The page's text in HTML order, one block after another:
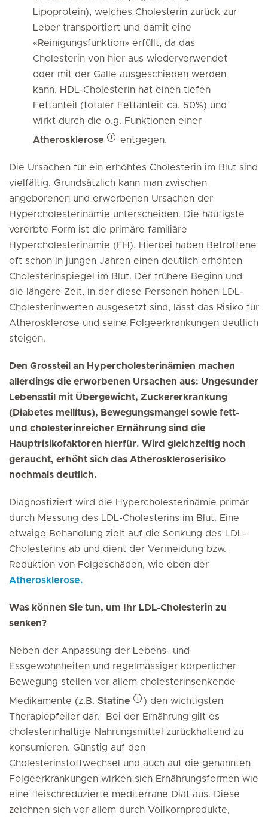
Lipoprotein), welches Cholesterin zurück zur
Leber transportiert und damit eine
«Reinigungsfunktion» erfüllt, da das
Cholesterin von hier aus wiederverwendet
oder mit der Galle ausgeschieden werden
kann. HDL-Cholesterin hat einen tiefen
Fettanteil (totaler Fettanteil: ca. 50%) und
wirkt durch die o.g. Funktionen einer
Atherosklerose
entgegen.
Die Ursachen für ein erhöhtes Cholesterin im Blut sind
vielfältig. Grundsätzlich kann man zwischen
angeborenen und erworbenen Ursachen der
Hypercholesterinämie unterscheiden. Die häufigste
vererbte Form ist die primäre familiäre
Hypercholesterinämie (FH). Hierbei haben Betroffene
oft schon in jungen Jahren einen deutlich erhöhten
Cholesterinspiegel im Blut. Der frühere Beginn und
die längere Zeit, in der diese Personen hohen LDL-
Cholesterinwerten ausgesetzt sind, lässt das Risiko für
Atherosklerose und seine Folgeerkrankungen deutlich
steigen.
Den Grossteil an Hypercholesterinämien machen
allerdings die erworbenen Ursachen aus: Ungesunder
Lebensstil mit Übergewicht, Zuckererkrankung
(Diabetes mellitus), Bewegungsmangel sowie fett-
und cholesterinreicher Ernährung sind die
Hauptrisikofaktoren hierfür. Wird gleichzeitig noch
geraucht, erhöht sich das Atheroskleroserisiko
nochmals deutlich.
Diagnostiziert wird die Hypercholesterinämie primär
durch Messung des LDL-Cholesterins im Blut. Eine
etwaige Behandlung zielt auf die Senkung des LDL-
Cholesterins ab und dient der Vermeidung bzw.
Reduktion von Folgeschäden, wie eben der
Atherosklerose.
Was können Sie tun, um Ihr LDL-Cholesterin zu
senken?
Neben der Anpassung der Lebens- und
Essgewohnheiten und regelmässiger körperlicher
Bewegung stellen vor allem cholesterinsenkende
Medikamente (z.B. Statine
) den wichtigsten
Therapiepfeiler dar. Bei der Ernährung gilt es
cholesterinhaltige Nahrungsmittel zurückhaltend zu
konsumieren. Günstig auf den
Cholesterinstoffwechsel und auch auf die genannten
Folgeerkrankungen wirken sich Ernährungsformen wie
eine fleischreduzierte mediterrane Diät aus. Diese
zeichnen sich vor allem durch Vollkornprodukte,